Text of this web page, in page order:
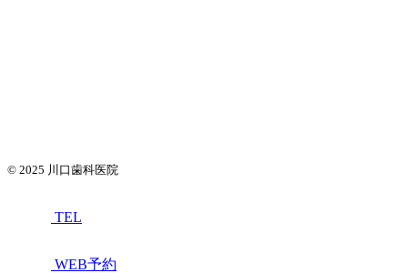
© 2025 川口歯科医院
TEL
WEB予約